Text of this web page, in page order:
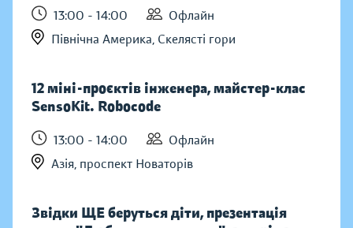
13:00 - 14:00
Офлайн
Північна Америка, Скелясті гори
12 міні-проєктів інженера, майстер-клас
SensoKit. Robocode
13:00 - 14:00
Офлайн
Азія, проспект Новаторів
Звідки ЩЕ беруться діти, презентація